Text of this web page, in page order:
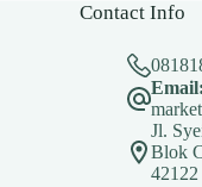
Contact Info
Email:
Jl.
Blok
42122